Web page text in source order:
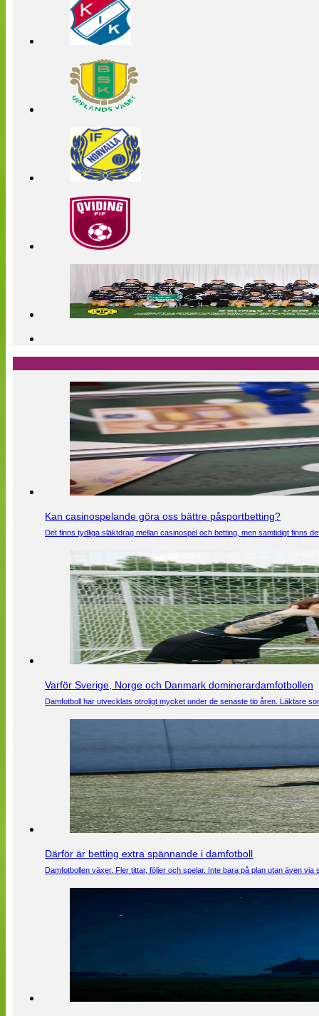
Kan casinospelande göra oss bättre påsportbetting?
Det finns tydliga släktdrag mellan casinospel och betting, men samtidigt finns
Varför Sverige, Norge och Danmark dominerardamfotbollen
Damfotboll har utvecklats otroligt mycket under de senaste tio åren. Läktare
Därför är betting extra spännande i damfotboll
Damfotbollen växer. Fler tittar, följer och spelar. Inte bara på plan utan även